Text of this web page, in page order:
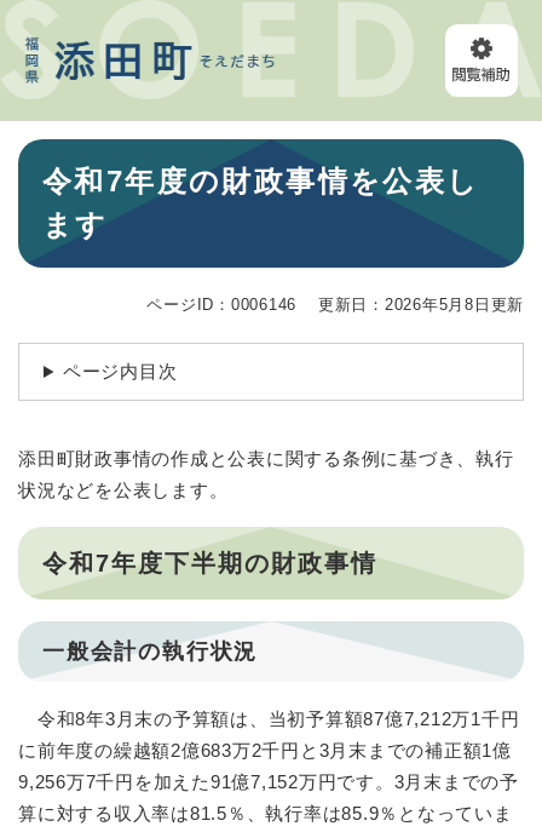
ペ
ー
の
メニューを飛ばして本文へ
本
令和7年度の財政事情を公表し
ます
ページID：0006146 更新日：2026年5月8日更新
ページ内目次
添田町財政事情の作成と公表に関する条例に基づき、執行
状況などを公表します。
令和7年度下半期の財政事情
一般会計の執行状況
令和8年3月末の予算額は、当初予算額87億7,212万1千円
に前年度の繰越額2億683万2千円と3月末までの補正額1億
9,256万7千円を加えた91億7,152万円です。3月末までの予
算に対する収入率は81.5％、執行率は85.9％となっていま